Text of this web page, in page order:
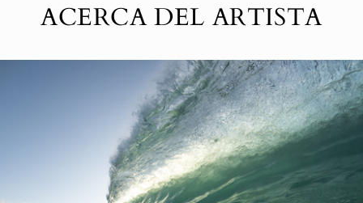
ACERCA DEL ARTISTA